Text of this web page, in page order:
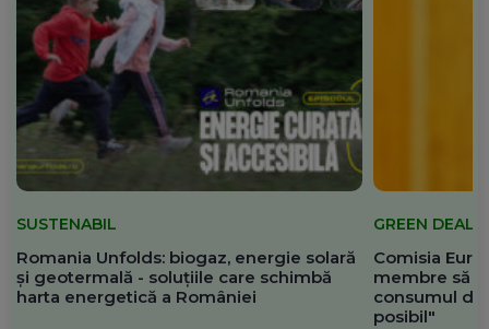
SUSTENABIL
Romania Unfolds: biogaz, energie solară
și geotermală - soluțiile care schimbă
harta energetică a României
GREEN DEAL
Comisia
membre să
consumul de
posibil"